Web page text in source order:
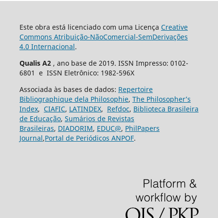
Este obra está licenciado com uma Licença Creative
Commons Atribuição-NãoComercial-SemDerivações
4.0 Internacional.
Qualis A2 , ano base de 2019. ISSN Impresso: 0102-
6801 e ISSN Eletrônico: 1982-596X
Associada às bases de dados: Repertoire
Bibliographique dela Philosophie, The Philosopher’s
Index, CIAFIC, LATINDEX, Refdoc, Biblioteca Brasileira
de Educação, Sumários de Revistas
Brasileiras, DIADORIM, EDUC@, PhilPapers
Journal,Portal de Periódicos ANPOF.